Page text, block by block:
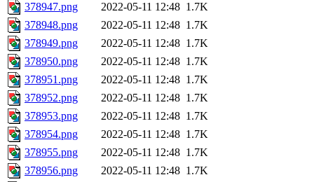
378947.png
2022-05-11 12:48 1.7K
378948.png
2022-05-11 12:48 1.7K
378949.png
2022-05-11 12:48 1.7K
378950.png
2022-05-11 12:48 1.7K
378951.png
2022-05-11 12:48 1.7K
378952.png
2022-05-11 12:48 1.7K
378953.png
2022-05-11 12:48 1.7K
378954.png
2022-05-11 12:48 1.7K
378955.png
2022-05-11 12:48 1.7K
378956.png
2022-05-11 12:48 1.7K